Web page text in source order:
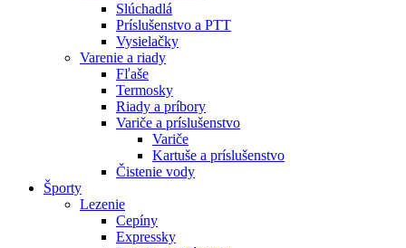
Slúchadlá
Príslušenstvo a PTT
Vysielačky
Varenie a riady
Fľaše
Termosky
Riady a príbory
Variče a príslušenstvo
Variče
Kartuše a príslušenstvo
Čistenie vody
Športy
Lezenie
Cepíny
Expressky